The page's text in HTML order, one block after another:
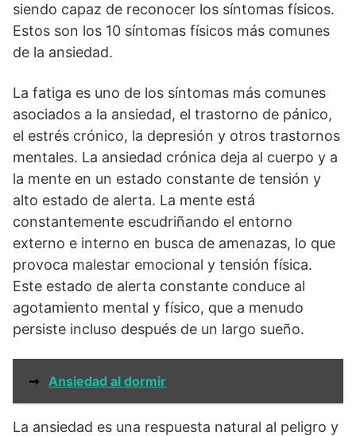
siendo capaz de reconocer los síntomas físicos.
Estos son los 10 síntomas físicos más comunes
de la ansiedad.
La fatiga es uno de los síntomas más comunes
asociados a la ansiedad, el trastorno de pánico,
el estrés crónico, la depresión y otros trastornos
mentales. La ansiedad crónica deja al cuerpo y a
la mente en un estado constante de tensión y
alto estado de alerta. La mente está
constantemente escudriñando el entorno
externo e interno en busca de amenazas, lo que
provoca malestar emocional y tensión física.
Este estado de alerta constante conduce al
agotamiento mental y físico, que a menudo
persiste incluso después de un largo sueño.
➞ Ansiedad al dormir
La ansiedad es una respuesta natural al peligro y